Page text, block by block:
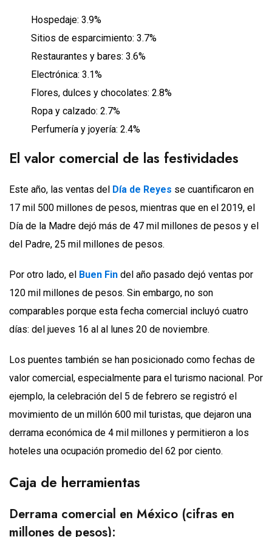
Hospedaje: 3.9%
Sitios de esparcimiento: 3.7%
Restaurantes y bares: 3.6%
Electrónica: 3.1%
Flores, dulces y chocolates: 2.8%
Ropa y calzado: 2.7%
Perfumería y joyería: 2.4%
El valor comercial de las festividades
Este año, las ventas del Día de Reyes se cuantificaron en
17 mil 500 millones de pesos, mientras que en el 2019, el
Día de la Madre dejó más de 47 mil millones de pesos y el
del Padre, 25 mil millones de pesos.
Por otro lado, el Buen Fin del año pasado dejó ventas por
120 mil millones de pesos. Sin embargo, no son
comparables porque esta fecha comercial incluyó cuatro
días: del jueves 16 al al lunes 20 de noviembre.
Los puentes también se han posicionado como fechas de
valor comercial, especialmente para el turismo nacional. Por
ejemplo, la celebración del 5 de febrero se registró el
movimiento de un millón 600 mil turistas, que dejaron una
derrama económica de 4 mil millones y permitieron a los
hoteles una ocupación promedio del 62 por ciento.
Caja de herramientas
Derrama comercial en México (cifras en
millones de pesos):